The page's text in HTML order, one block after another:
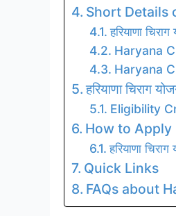
Short Details
हरियाणा
Haryana
Haryana
हरियाणा चिराग
Eligibility
How to Apply
हरियाणा
Quick Links
FAQs about